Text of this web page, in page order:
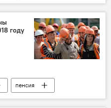
Chevrolet
году
пенсия